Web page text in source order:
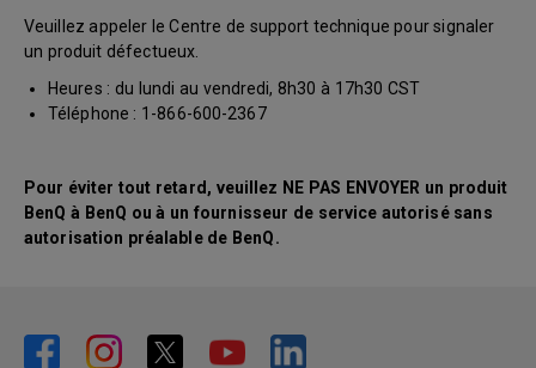
Veuillez appeler le Centre de support technique pour signaler
un produit défectueux.
Heures : du lundi au vendredi, 8h30 à 17h30 CST
Téléphone : 1-866-600-2367
Pour éviter tout retard, veuillez NE PAS ENVOYER un produit
BenQ à BenQ ou à un fournisseur de service autorisé sans
autorisation préalable de BenQ.